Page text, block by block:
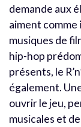
demande aux
aiment
musiques de
hip-hop
présents, le
également.
ouvrir le jeu,
musicales et